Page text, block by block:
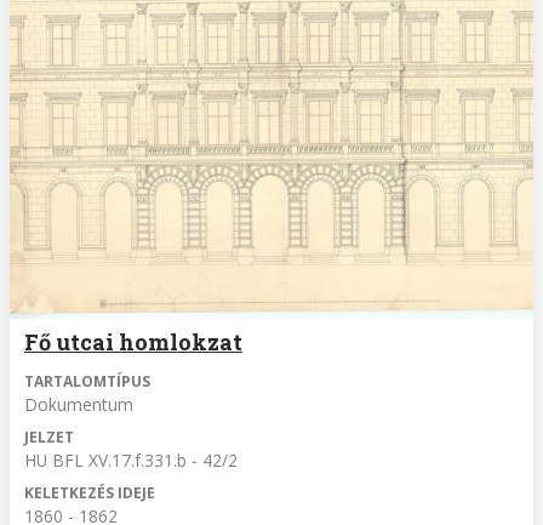
Fő utcai homlokzat
TARTALOMTÍPUS
Dokumentum
JELZET
HU BFL XV.17.f.331.b - 42/2
KELETKEZÉS IDEJE
1860 - 1862